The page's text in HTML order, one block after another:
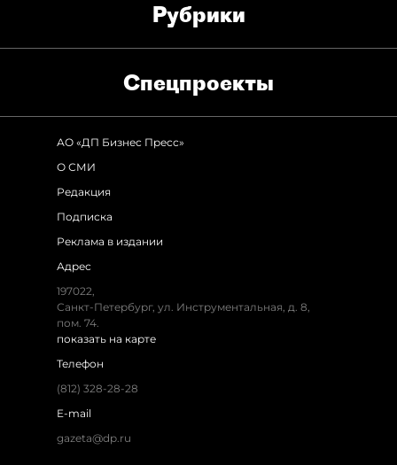
Рубрики
Спец­проекты
АО «ДП Бизнес Пресс»
О СМИ
Редакция
Подписка
Реклама в издании
Адрес
197022,
Санкт-Петербург, ул. Инструментальная, д. 8,
пом. 74.
показать на карте
Телефон
(812) 328-28-28
E-mail
gazeta@dp.ru